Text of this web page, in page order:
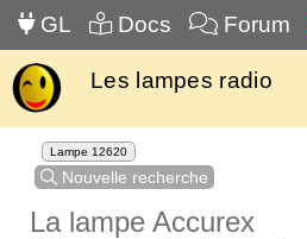
GL Docs Forum
Les lampes radio
Lampe 12620
Nouvelle recherche
La lampe Accurex